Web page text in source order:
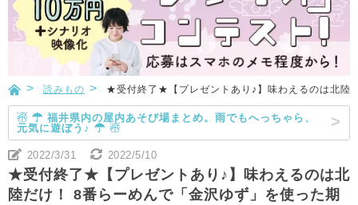
読みもの ★受付終了★【プレゼントあり♪】味わえるのは北陸
☃ ☂ 福井県内の屋内あそび場まとめ。雨でもへっちゃら、
元気に遊ぼう♪ ☂ ☃
2022/3/31 2022/5/10
★受付終了★【プレゼントあり♪】味わえるのは北
陸だけ！ 8番らーめんで「金沢ゆず」を使った期